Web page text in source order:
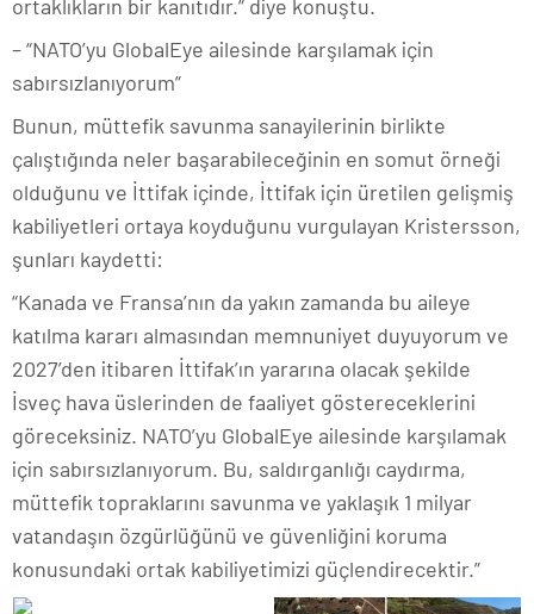
ortaklıkların bir kanıtıdır.” diye konuştu.
– “NATO’yu GlobalEye ailesinde karşılamak için
sabırsızlanıyorum”
Bunun, müttefik savunma sanayilerinin birlikte
çalıştığında neler başarabileceğinin en somut örneği
olduğunu ve İttifak içinde, İttifak için üretilen gelişmiş
kabiliyetleri ortaya koyduğunu vurgulayan Kristersson,
şunları kaydetti:
“Kanada ve Fransa’nın da yakın zamanda bu aileye
katılma kararı almasından memnuniyet duyuyorum ve
2027’den itibaren İttifak’ın yararına olacak şekilde
İsveç hava üslerinden de faaliyet göstereceklerini
göreceksiniz. NATO’yu GlobalEye ailesinde karşılamak
için sabırsızlanıyorum. Bu, saldırganlığı caydırma,
müttefik topraklarını savunma ve yaklaşık 1 milyar
vatandaşın özgürlüğünü ve güvenliğini koruma
konusundaki ortak kabiliyetimizi güçlendirecektir.”